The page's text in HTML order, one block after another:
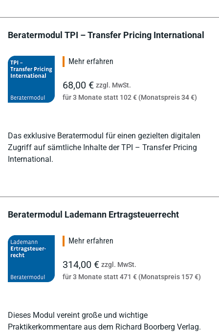
Beratermodul TPI – Transfer Pricing International
Das exklusive Beratermodul für einen gezielten digitalen
Zugriff auf sämtliche Inhalte der TPI – Transfer Pricing
International.
Mehr erfahren
68,00 € zzgl. MwSt.
für 3 Monate statt 102 € (Monatspreis 34 €)
Beratermodul Lademann Ertragsteuerrecht
Dieses Modul vereint große und wichtige
Praktikerkommentare aus dem Richard Boorberg Verlag.
Mehr erfahren
314,00 € zzgl. MwSt.
für 3 Monate statt 471 € (Monatspreis 157 €)